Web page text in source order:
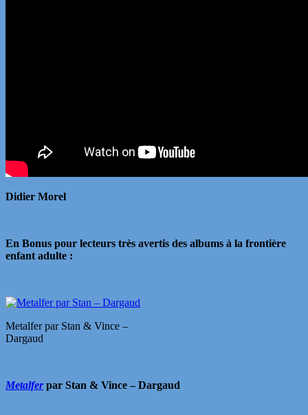
Didier Morel
En Bonus pour lecteurs très avertis des albums à la frontière
enfant adulte :
Metalfer par Stan & Vince –
Dargaud
Metalferpar Stan & Vince – Dargaud